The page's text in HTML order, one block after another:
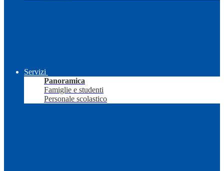
Servizi
Panoramica
Famiglie e studenti
Personale scolastico